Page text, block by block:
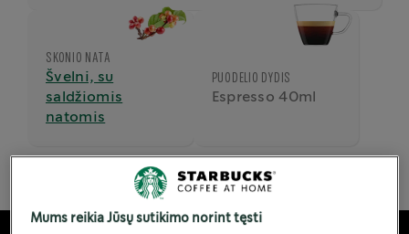
SKONIO NATA
Švelni, su
saldžiomis
natomis
PUODELIO DYDIS
Espresso 40ml
Mums reikia Jūsų sutikimo norint tęsti